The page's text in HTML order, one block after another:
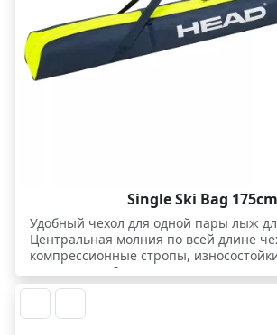
Single Ski Bag 175cm
Удобный чехол для одной пары лыж
Центральная молния по всей длине
компрессионные стропы,
минимальный вес.